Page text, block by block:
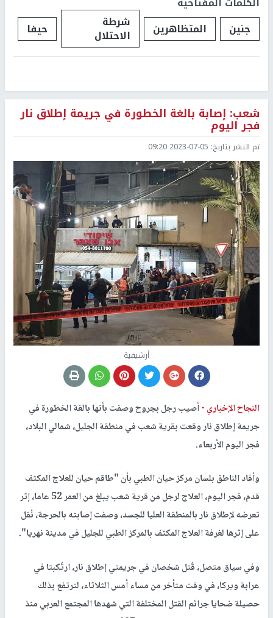
جنين
المتظاهرين شرطة
الاحتلال حيفا
شعب: إصابة بالغة الخطورة في جريمة إطلاق نار
فجر اليوم
تم النشر بتاريخ: 2023-07-05 09:20
أرشيفية
النجاح الإخباري -أصيب رجل بجروح وصفت بأنها بالغة الخطورة في
جريمة إطلاق نار وقعت بقرية شعب في منطقة الجليل، شمالي البلاد،
فجر اليوم الأربعاء.
وأفاد الناطق بلسان مركز حيان الطبي بأن "طاقم حيان للعلاج المكثف
قدم، فجر اليوم، العلاج لرجل من قرية شعب يبلغ من العمر 52 عاما، إثر
تعرضه لإطلاق نار بالمنطقة العليا للجسد، وصفت إصابته بالحرجة، نُقل
على إثرها لغرفة العلاج المكثف بالمركز الطبي للجليل في مدينة نهريا".
وفي سياق متصل، قُتل شخصان في جريمتي إطلاق نار، ارتُكبتا في
عرابة ويركا، في وقت متأخر من مساء أمس الثلاثاء، لترتفع بذلك
حصيلة ضحايا جرائم القتل المختلفة التي شهدها المجتمع العربي منذ